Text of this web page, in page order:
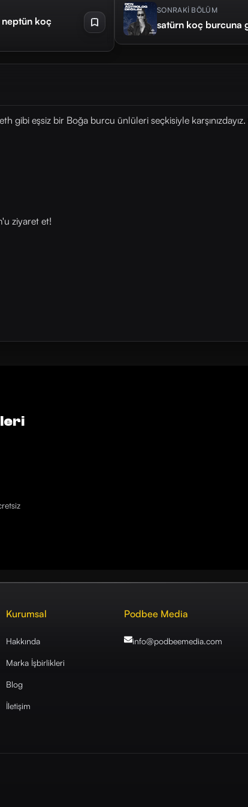
neptün koç
SONRAKİ BÖLÜM
satürn koç burcuna
eşsiz bir Boğa burcu ünlüleri seçkisiyle karşınızdayız.
ziyaret et!
Kurumsal
Hakkında
Marka İşbirlikleri
Blog
İletişim
Podbee Media
info@podbeemedia.com